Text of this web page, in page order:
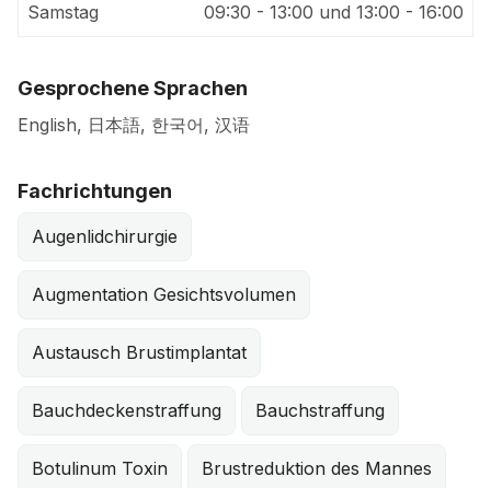
Samstag 09:30 - 13:00 und 13:00 - 16:00
Gesprochene Sprachen
English, 日本語, 한국어, 汉语
Fachrichtungen
Augenlidchirurgie
Augmentation Gesichtsvolumen
Austausch Brustimplantat
Bauchdeckenstraffung Bauchstraffung
Botulinum Toxin Brustreduktion des Mannes